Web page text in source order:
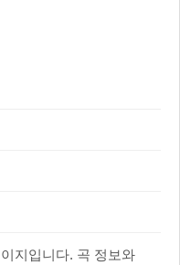
지입니다. 곡 정보와